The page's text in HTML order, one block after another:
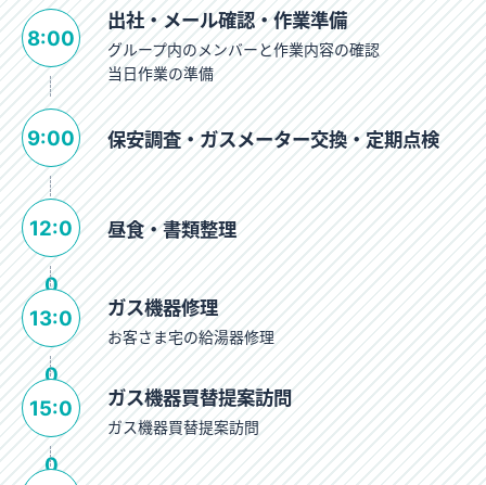
8:00
出社・メール確認・作業準備
グループ内のメンバーと作業内容の確認
当日作業の準備
9:00 保安調査・ガスメーター交換・定期点検
12:0
0
昼食・書類整理
13:0
0
ガス機器修理
お客さま宅の給湯器修理
15:0
0
ガス機器買替提案訪問
ガス機器買替提案訪問